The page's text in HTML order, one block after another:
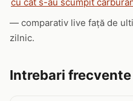
— comparativ live față de
zilnic.
Intrebari